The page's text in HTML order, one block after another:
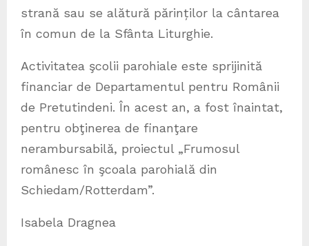
strană sau se alătură părinților la cântarea
în comun de la Sfânta Liturghie.
Activitatea şcolii parohiale este sprijinită
financiar de Departamentul pentru Românii
de Pretutindeni. În acest an, a fost înaintat,
pentru obţinerea de finanţare
nerambursabilă, proiectul „Frumosul
românesc în şcoala parohială din
Schiedam/Rotterdam”.
Isabela Dragnea